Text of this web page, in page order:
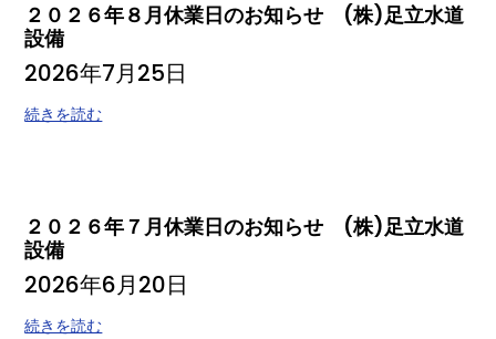
２０２６年８月休業日のお知らせ (株)足立水道
設備
2026年7月25日
続きを読む
２０２６年７月休業日のお知らせ (株)足立水道
設備
2026年6月20日
続きを読む